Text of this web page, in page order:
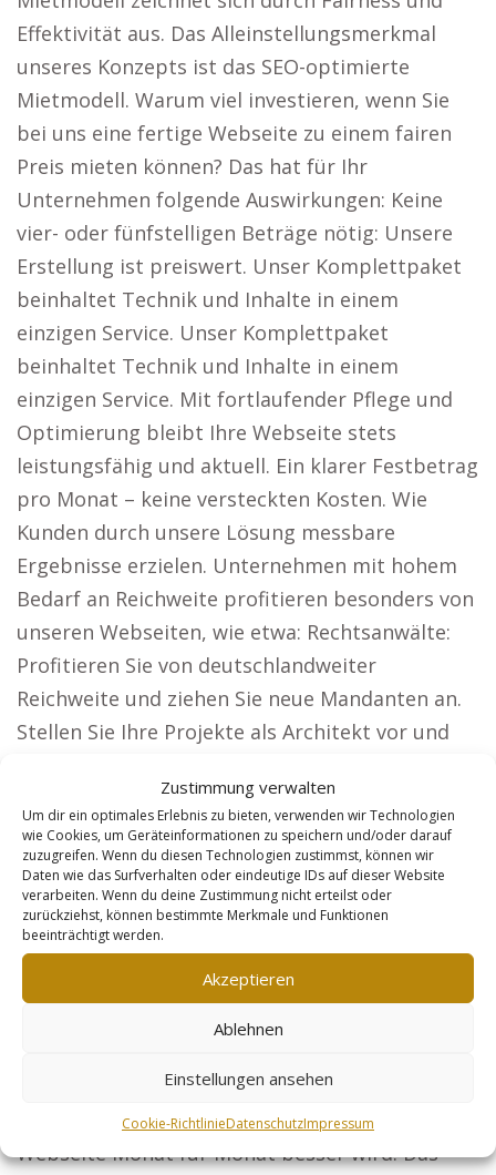
Zustimmung verwalten
Um dir ein optimales Erlebnis zu bieten, verwenden wir Technologien
wie Cookies, um Geräteinformationen zu speichern und/oder darauf
zuzugreifen. Wenn du diesen Technologien zustimmst, können wir
Daten wie das Surfverhalten oder eindeutige IDs auf dieser Website
verarbeiten. Wenn du deine Zustimmung nicht erteilst oder
zurückziehst, können bestimmte Merkmale und Funktionen
beeinträchtigt werden.
Akzeptieren
Ablehnen
Einstellungen ansehen
Cookie-RichtlinieDatenschutzImpressum
Effektivität aus. Das Alleinstellungsmerkmal
unseres Konzepts ist das SEO-optimierte
Mietmodell. Warum viel investieren, wenn Sie
bei uns eine fertige Webseite zu einem fairen
Preis mieten können? Das hat für Ihr
Unternehmen folgende Auswirkungen: Keine
vier- oder fünfstelligen Beträge nötig: Unsere
Erstellung ist preiswert. Unser Komplettpaket
beinhaltet Technik und Inhalte in einem
einzigen Service. Unser Komplettpaket
beinhaltet Technik und Inhalte in einem
einzigen Service. Mit fortlaufender Pflege und
Optimierung bleibt Ihre Webseite stets
leistungsfähig und aktuell. Ein klarer Festbetrag
pro Monat – keine versteckten Kosten. Wie
Kunden durch unsere Lösung messbare
Ergebnisse erzielen. Unternehmen mit hohem
Bedarf an Reichweite profitieren besonders von
unseren Webseiten, wie etwa: Rechtsanwälte:
Profitieren Sie von deutschlandweiter
Reichweite und ziehen Sie neue Mandanten an.
Stellen Sie Ihre Projekte als Architekt vor und
Steuerberater: Präsentieren Sie Ihre
steuerlichen Angebote für Unternehmen und
Privatkunden. Sicherheitsdienste: Erreichen Sie
Unternehmen und Veranstaltungen, die auf Ihre
Sicherheitslösungen vertrauen. Online-Händler:
Präsentieren Sie Ihre Produkte so, dass Sie
mehr Kunden ansprechen. Der Wegweiser zu
Ihrem Marketing-Erfolg: Unser Konzept stellt
sicher, dass Sie sich zurücklehnen können.
Pflege und Linkbuilding sorgen dafür, dass Ihre
Webseite Monat für Monat besser wird. Das